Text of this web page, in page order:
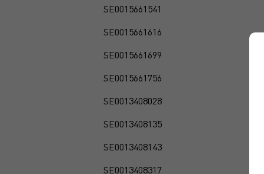
SE0015661541
SE0015661616
SE0015661699
SE0015661756
SE0013408028
SE0013408135
SE0013408143
SE0013408317